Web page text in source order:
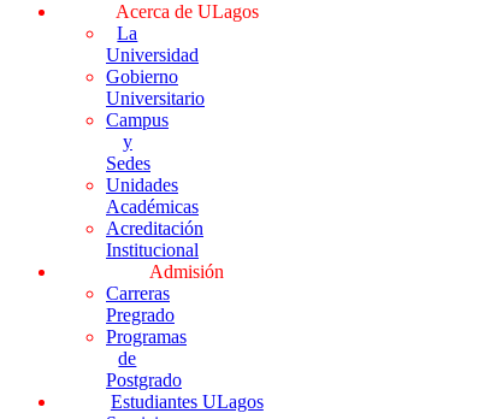
Acerca de ULagos
La
Universidad
Gobierno
Universitario
Campus
y
Sedes
Unidades
Académicas
Acreditación
Institucional
Admisión
Carreras
Pregrado
Programas
de
Postgrado
Estudiantes ULagos